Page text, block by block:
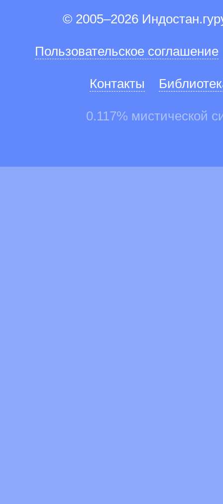
© 2005–2026
Пользовательское соглашение
Контакты
0.117% мистической